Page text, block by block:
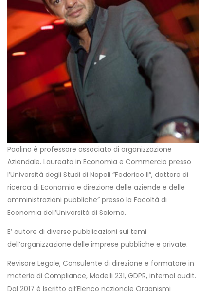
Paolino è professore associato di organizzazione
Aziendale. Laureato in Economia e Commercio presso
l’Università degli Studi di Napoli “Federico II”, dottore di
ricerca di Economia e direzione delle aziende e delle
amministrazioni pubbliche” presso la Facoltà di
Economia dell’Università di Salerno.
E’ autore di diverse pubblicazioni sui temi
dell’organizzazione delle imprese pubbliche e private.
Revisore Legale, Consulente di direzione e formatore in
materia di Compliance, Modelli 231, GDPR, internal audit.
Dal 2017 è Iscritto all’Elenco nazionale Organismi